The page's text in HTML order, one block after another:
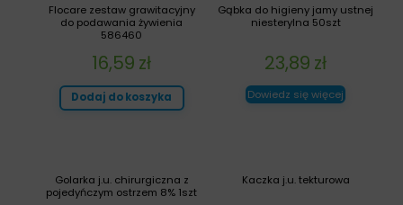
Gąbka do higieny jamy ustnej
niesterylna 50szt
23,89 zł
Dowiedz się więcej
Flocare zestaw grawitacyjny
do podawania żywienia
586460
16,59 zł
Dodaj do koszyka
Kaczka j.u. tekturowa
Golarka j.u. chirurgiczna z
pojedyńczym ostrzem 8% 1szt